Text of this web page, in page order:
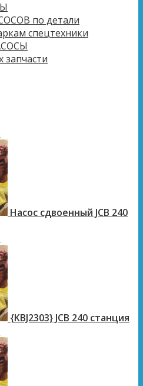
по детали
спецтехники
запчасти
Насос сдвоенный JCB 240
{KBJ2303} JCB 240 станция